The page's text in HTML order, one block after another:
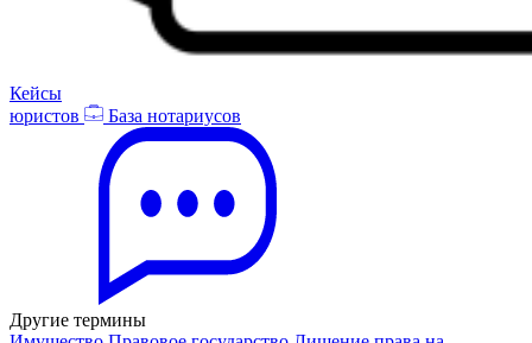
Кейсы
юристов
База нотариусов
Другие термины